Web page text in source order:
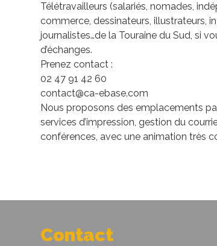
Télétravailleurs (salariés, nomades,
commerce, dessinateurs, illustrateurs,
journalistes…de la Touraine du Sud, si
d’échanges.
Prenez contact :
02 47 91 42 60
contact@ca-ebase.com
Nous proposons des emplacements
services d’impression, gestion du
conférences, avec une animation très
Contact